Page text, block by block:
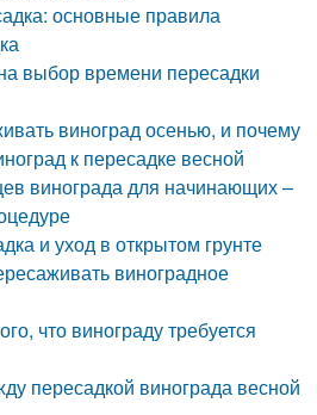
основные правила
выбор времени пересадки
виноград осенью, и почему
к пересадке весной
винограда для начинающих –
и уход в открытом грунте
виноградное
что винограду требуется
пересадкой винограда весной